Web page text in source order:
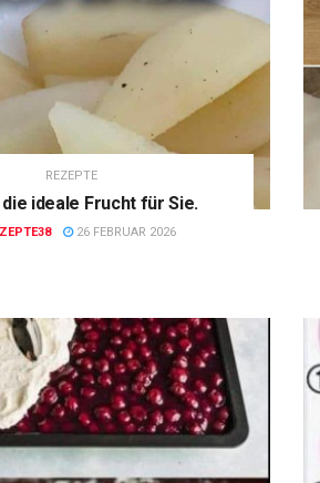
REZEPTE
die ideale Frucht für Sie.
26 FEBRUAR 2026